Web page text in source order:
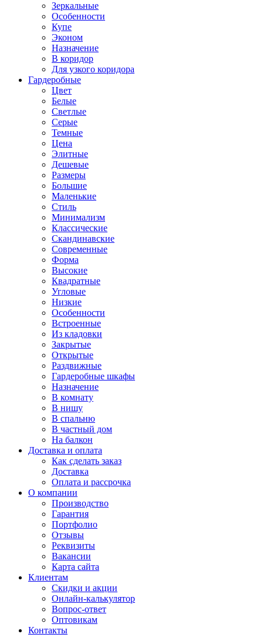
Зеркальные
Особенности
Купе
Эконом
Назначение
В коридор
Для узкого коридора
Гардеробные
Цвет
Белые
Светлые
Серые
Темные
Цена
Элитные
Дешевые
Размеры
Большие
Маленькие
Стиль
Минимализм
Классические
Скандинавские
Современные
Форма
Высокие
Квадратные
Угловые
Низкие
Особенности
Встроенные
Из кладовки
Закрытые
Открытые
Раздвижные
Гардеробные шкафы
Назначение
В комнату
В нишу
В спальню
В частный дом
На балкон
Доставка и оплата
Как сделать заказ
Доставка
Оплата и рассрочка
О компании
Производство
Гарантия
Портфолио
Отзывы
Реквизиты
Вакансии
Карта сайта
Клиентам
Скидки и акции
Онлайн-калькулятор
Вопрос-ответ
Оптовикам
Контакты